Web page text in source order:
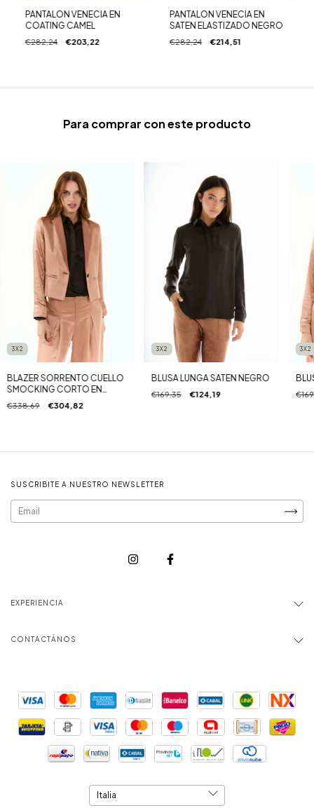
PANTALON VENECIA EN
COATING CAMEL
€282,24 €203,22
PANTALON VENECIA EN
SATEN ELASTIZADO NEGRO
€282,24 €214,51
Para comprar con este producto
3X2
BLAZER SORRENTO CUELLO
SMOCKING CORTO EN
SATEN CAMEL
€338,69 €304,82
3X2
BLUSA LUNGA SATEN NEGRO
€169,35 €124,19
3X2
SUSCRIBITE A NUESTRO NEWSLETTER
EXPERIENCIA
CONTACTÁNOS